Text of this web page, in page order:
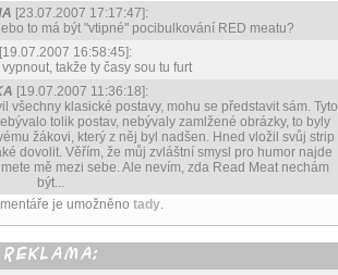
[23.07.2007 17:17:47]:
to má být "vtipné" pocibulkování RED meatu?
16:58:45]:
takže ty časy sou tu furt
[19.07.2007 11:36:18]:
všechny klasické postavy, mohu se představit sám. Tyto
tolik postav, nebývaly zamlžené obrázky, to byly
žákovi, který z něj byl nadšen. Hned vložil svůj strip
dovolit. Věřím, že můj zvláštní smysl pro humor najde
mě mezi sebe. Ale nevím, zda Read Meat nechám
být...
je umožněno tady.